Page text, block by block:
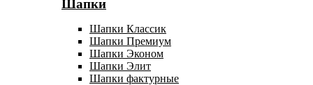
Шапки
Шапки Классик
Шапки Премиум
Шапки Эконом
Шапки Элит
Шапки фактурные